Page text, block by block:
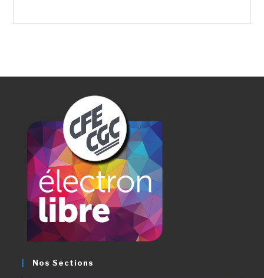
Nos Sections